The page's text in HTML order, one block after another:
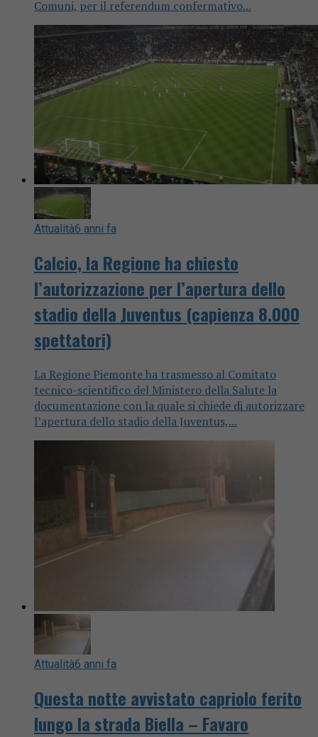
Comuni, per il referendum confermativo...
Attualità6 anni fa
Calcio, la Regione ha chiesto
l’autorizzazione per l’apertura dello
stadio della Juventus (capienza 8.000
spettatori)
La Regione Piemonte ha trasmesso al Comitato
tecnico-scientifico del Ministero della Salute la
documentazione con la quale si chiede di autorizzare
l’apertura dello stadio della Juventus,...
Attualità6 anni fa
Questa notte avvistato capriolo ferito
lungo la strada Biella – Favaro